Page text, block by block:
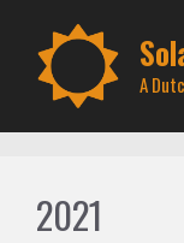
content
A
2021